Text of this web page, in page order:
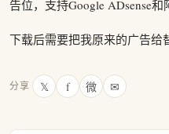
告位，支持Google ADsense和
下载后需要把我原来的广告给
分享 𝕏 f 微 ✉